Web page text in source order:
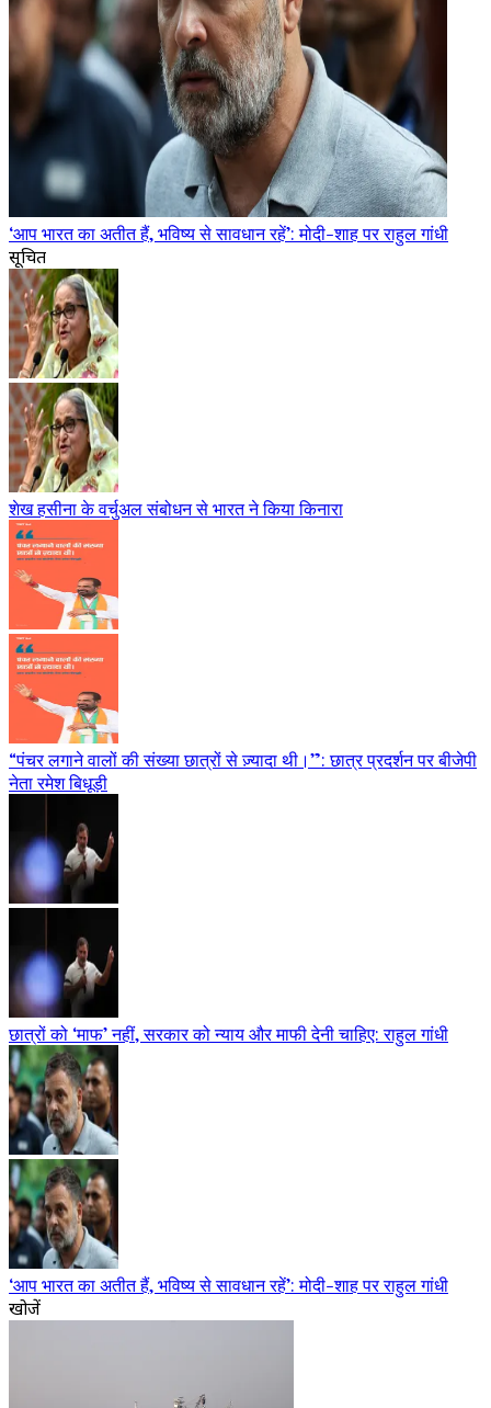
‘आप भारत का अतीत हैं, भविष्य से सावधान रहें’: मोदी-शाह पर राहुल गांधी
सूचित
शेख हसीना के वर्चुअल संबोधन से भारत ने किया किनारा
“पंचर लगाने वालों की संख्या छात्रों से ज़्यादा थी।”: छात्र प्रदर्शन पर बीजेपी
नेता रमेश बिधूड़ी
छात्रों को ‘माफ’ नहीं, सरकार को न्याय और माफी देनी चाहिए: राहुल गांधी
‘आप भारत का अतीत हैं, भविष्य से सावधान रहें’: मोदी-शाह पर राहुल गांधी
खोजें